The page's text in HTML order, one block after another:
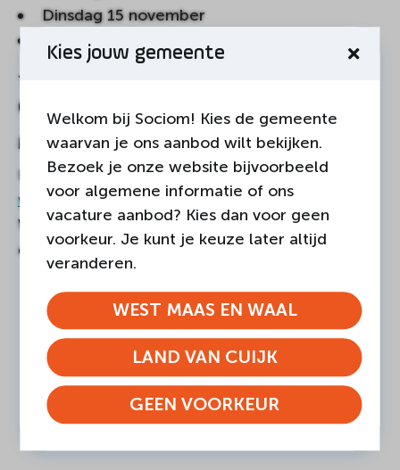
Dinsdag 15 november
Dinsdag 20 december
Telkens van 15.00 – 17.00 uur in De Weijer
(adres: De Raetsingel 1 in Boxmeer)
Meer informatie?
Kijk voor meer informatie op:
www.blikveld360.nl of neem contact op met
Wendy Huijbers (Kwartiermaker Blikveld 360)
op
wendyhuijbers@sociom.nlof06- 21287296
DEEL DEZE PAGINA
Kies jouw gemeente
Welkom bij Sociom! Kies de gemeente
waarvan je ons aanbod wilt bekijken.
Bezoek je onze website bijvoorbeeld
voor algemene informatie of ons
vacature aanbod? Kies dan voor geen
voorkeur. Je kunt je keuze later altijd
veranderen.
WEST MAAS EN WAAL
LAND VAN CUIJK
GEEN VOORKEUR